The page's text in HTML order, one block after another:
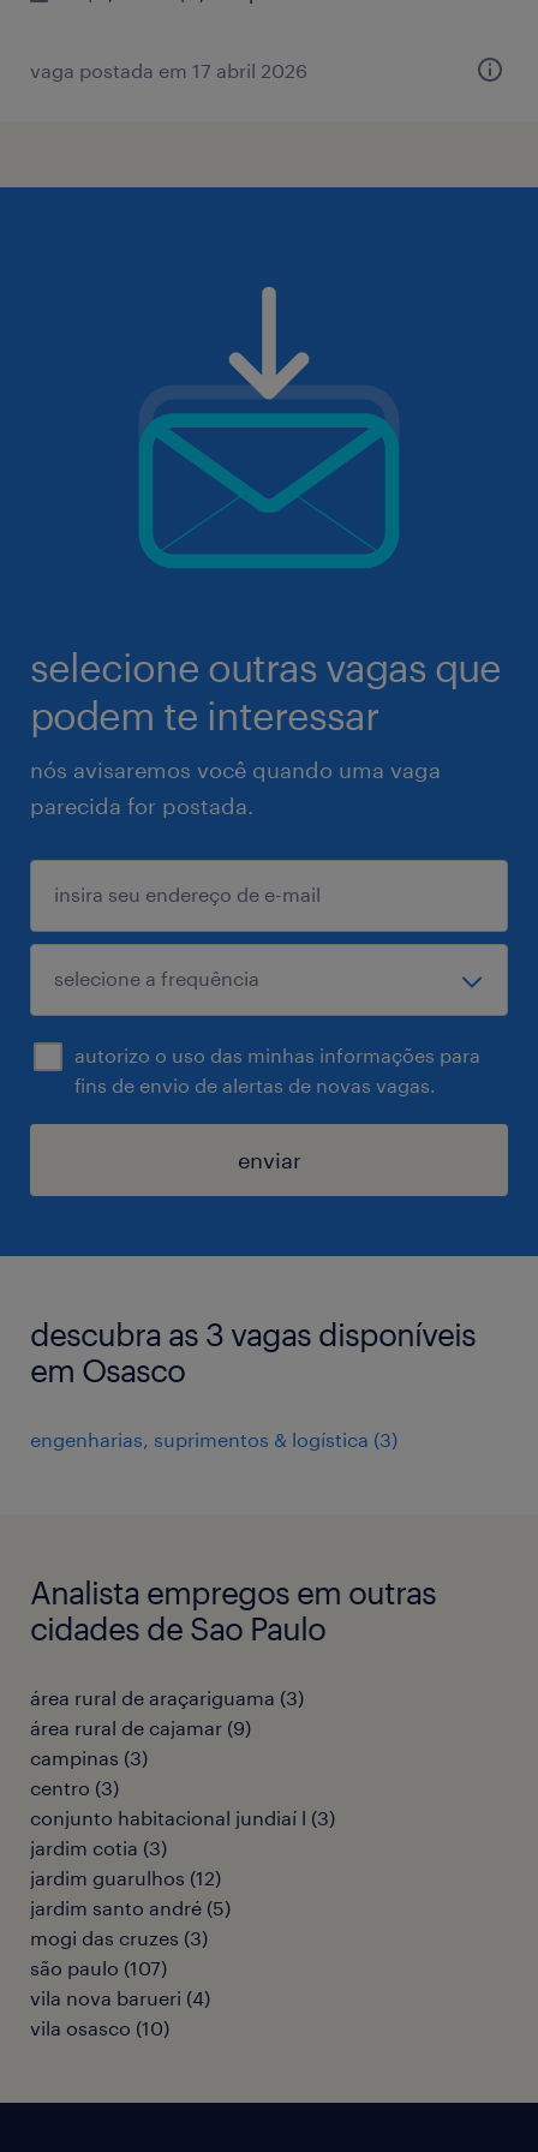
vaga postada em 17 abril 2026
selecione outras vagas que
podem te interessar
nós avisaremos você quando uma vaga
parecida for postada.
autorizo o uso das minhas informações para
fins de envio de alertas de novas vagas.
enviar
descubra as 3 vagas disponíveis
em Osasco
engenharias, suprimentos & logística (3)
Analista empregos em outras
cidades de Sao Paulo
área rural de araçariguama (3)
área rural de cajamar (9)
campinas (3)
centro (3)
conjunto habitacional jundiaí l (3)
jardim cotia (3)
jardim guarulhos (12)
jardim santo andré (5)
mogi das cruzes (3)
são paulo (107)
vila nova barueri (4)
vila osasco (10)